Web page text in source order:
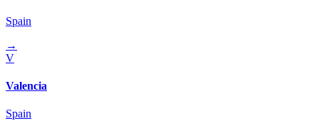
Spain
→
V
Valencia
Spain